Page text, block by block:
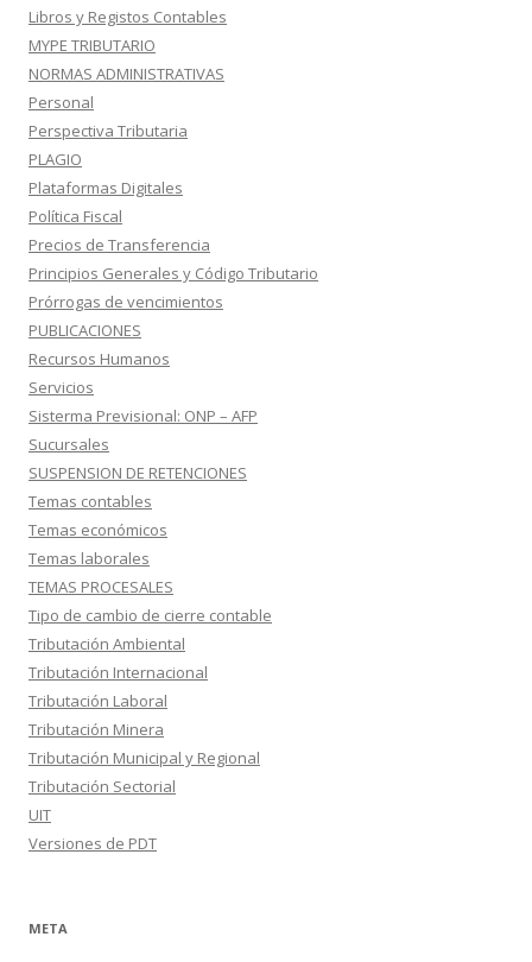
Libros y Registos Contables
MYPE TRIBUTARIO
NORMAS ADMINISTRATIVAS
Personal
Perspectiva Tributaria
PLAGIO
Plataformas Digitales
Política Fiscal
Precios de Transferencia
Principios Generales y Código Tributario
Prórrogas de vencimientos
PUBLICACIONES
Recursos Humanos
Servicios
Sisterma Previsional: ONP – AFP
Sucursales
SUSPENSION DE RETENCIONES
Temas contables
Temas económicos
Temas laborales
TEMAS PROCESALES
Tipo de cambio de cierre contable
Tributación Ambiental
Tributación Internacional
Tributación Laboral
Tributación Minera
Tributación Municipal y Regional
Tributación Sectorial
UIT
Versiones de PDT
META